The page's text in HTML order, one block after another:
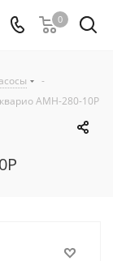
0
-
AMH-280-10P